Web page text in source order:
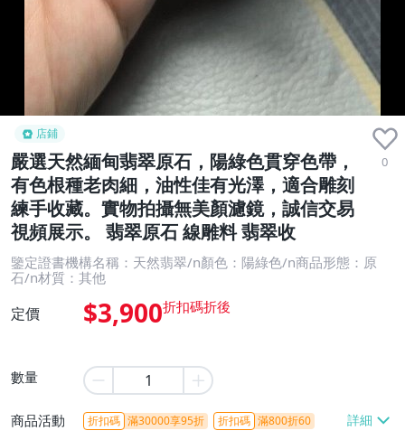
店鋪
嚴選天然緬甸翡翠原石，陽綠色貫穿色帶，
有色根種老肉細，油性佳有光澤，適合雕刻
練手收藏。實物拍攝無美顏濾鏡，誠信交易
視頻展示。 翡翠原石 線雕料 翡翠收
0
鑒定證書機構名稱：天然翡翠/n顏色：陽綠色/n商品形態：原
石/n材質：其他
定價 $3,900
數量
商品活動 折扣碼 滿30000享95折 折扣碼 滿800折60